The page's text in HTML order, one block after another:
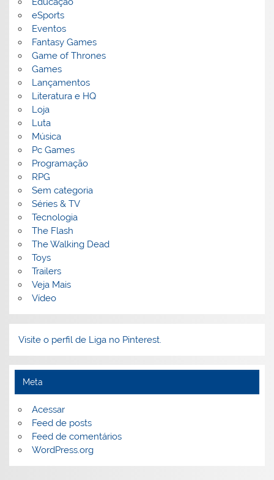
eSports
Eventos
Fantasy Games
Game of Thrones
Games
Lançamentos
Literatura e HQ
Loja
Luta
Música
Pc Games
Programação
RPG
Sem categoria
Séries & TV
Tecnologia
The Flash
The Walking Dead
Toys
Trailers
Veja Mais
Vídeo
Visite o perfil de Liga no Pinterest.
Meta
Acessar
Feed de posts
Feed de comentários
WordPress.org